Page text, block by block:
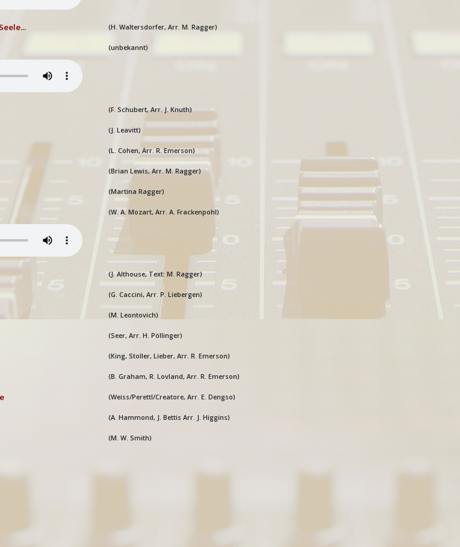
(H. Waltersdorfer, Arr. M. Ragger)
(unbekannt)
(F. Schubert, Arr. J. Knuth)
(J. Leavitt)
(L. Cohen, Arr. R. Emerson)
(Brian Lewis, Arr. M. Ragger)
(Martina Ragger)
(W. A. Mozart, Arr. A. Frackenpohl)
(J. Althouse, Text: M. Ragger)
(G. Caccini, Arr. P. Liebergen)
(M. Leontovich)
(Seer, Arr. H. Pöllinger)
(King, Stoller, Lieber, Arr. R. Emerson)
(B. Graham, R. Lovland, Arr. R. Emerson)
(Weiss/Perettl/Creatore, Arr. E. Dengso)
(A. Hammond, J. Bettis Arr. J. Higgins)
(M. W. Smith)